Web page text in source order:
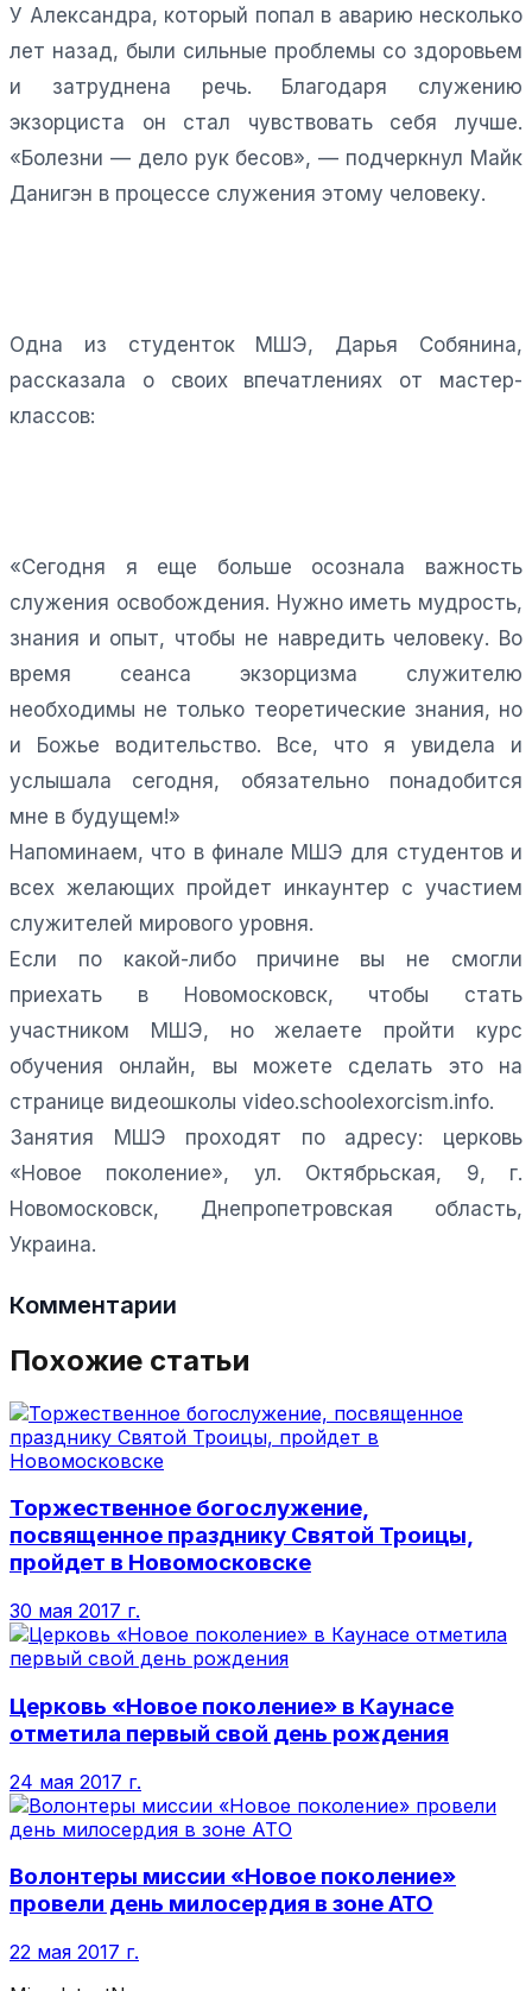
У Александра, который попал в аварию несколько
лет назад, были сильные проблемы со здоровьем
и затруднена речь. Благодаря служению
экзорциста он стал чувствовать себя лучше.
«Болезни — дело рук бесов», — подчеркнул Майк
Данигэн в процессе служения этому человеку.
Одна из студенток МШЭ, Дарья Собянина,
рассказала о своих впечатлениях от мастер-
классов:
«Сегодня я еще больше осознала важность
служения освобождения. Нужно иметь мудрость,
знания и опыт, чтобы не навредить человеку. Во
время сеанса экзорцизма служителю
необходимы не только теоретические знания, но
и Божье водительство. Все, что я увидела и
услышала сегодня, обязательно понадобится
мне в будущем!»
Напоминаем, что в финале МШЭ для студентов и
всех желающих пройдет инкаунтер с участием
служителей мирового уровня.
Если по какой-либо причине вы не смогли
приехать в Новомосковск, чтобы стать
участником МШЭ, но желаете пройти курс
обучения онлайн, вы можете сделать это на
странице видеошколы video.schoolexorcism.info.
Занятия МШЭ проходят по адресу: церковь
«Новое поколение», ул. Октябрьская, 9, г.
Новомосковск, Днепропетровская область,
Украина.
Комментарии
Похожие статьи
Торжественное богослужение,
посвященное празднику Святой Троицы,
пройдет в Новомосковске
30 мая 2017 г.
Церковь «Новое поколение» в Каунасе
отметила первый свой день рождения
24 мая 2017 г.
Волонтеры миссии «Новое поколение»
провели день милосердия в зоне АТО
22 мая 2017 г.